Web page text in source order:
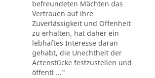
befreundeten Mächten das
Vertrauen auf ihre
Zuverlässigkeit und Offenheit
zu erhalten, hat daher ein
lebhaftes Interesse daran
gehabt, die Unechtheit der
Actenstücke festzustellen und
öffentl ..."